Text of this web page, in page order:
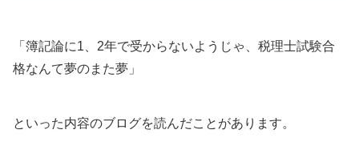
「簿記論に1、2年で受からないようじゃ、税理士試験合
格なんて夢のまた夢」
といった内容のブログを読んだことがあります。